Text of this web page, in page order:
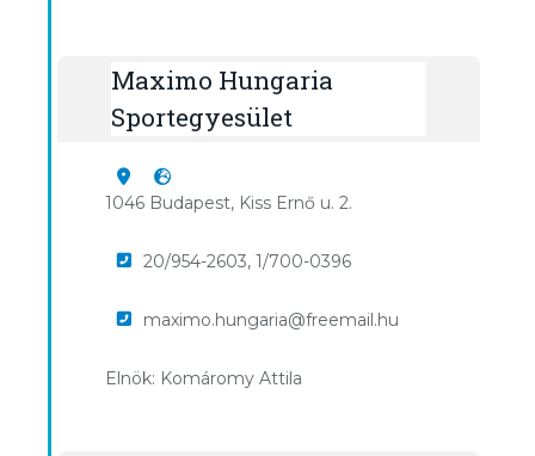
Maximo Hungaria
Sportegyesület
1046 Budapest, Kiss Ernő u. 2.
20/954-2603, 1/700-0396
maximo.hungaria@freemail.hu
Elnök: Komáromy Attila